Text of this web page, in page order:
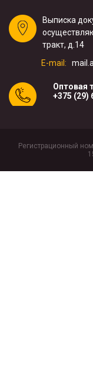
Выписка
тракт, д.14
E-mail:
Оптовая
+375 (29)
Регистрационный